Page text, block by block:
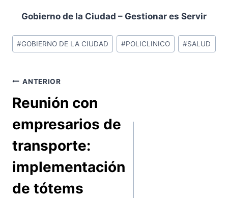
Gobierno de la Ciudad – Gestionar es Servir
Etiquetas
de
entrada:
#GOBIERNO DE LA CIUDAD #POLICLINICO #SALUD
Navegación
de
entradas
ANTERIOR
Reunión con
empresarios de
transporte:
implementación
de tótems